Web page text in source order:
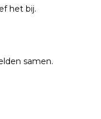
het bij.
samen.